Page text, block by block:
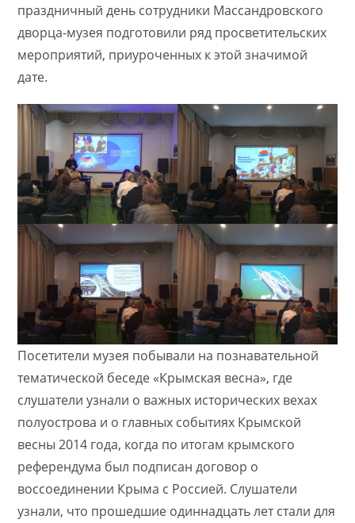
праздничный день сотрудники Массандровского
дворца-музея подготовили ряд просветительских
мероприятий, приуроченных к этой значимой
дате.
Посетители музея побывали на познавательной
тематической беседе «Крымская весна», где
слушатели узнали о важных исторических вехах
полуострова и о главных событиях Крымской
весны 2014 года, когда по итогам крымского
референдума был подписан договор о
воссоединении Крыма с Россией. Слушатели
узнали, что прошедшие одиннадцать лет стали для